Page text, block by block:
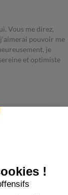
Vous me direz,
pouvoir me
je
et optimiste
arrive en